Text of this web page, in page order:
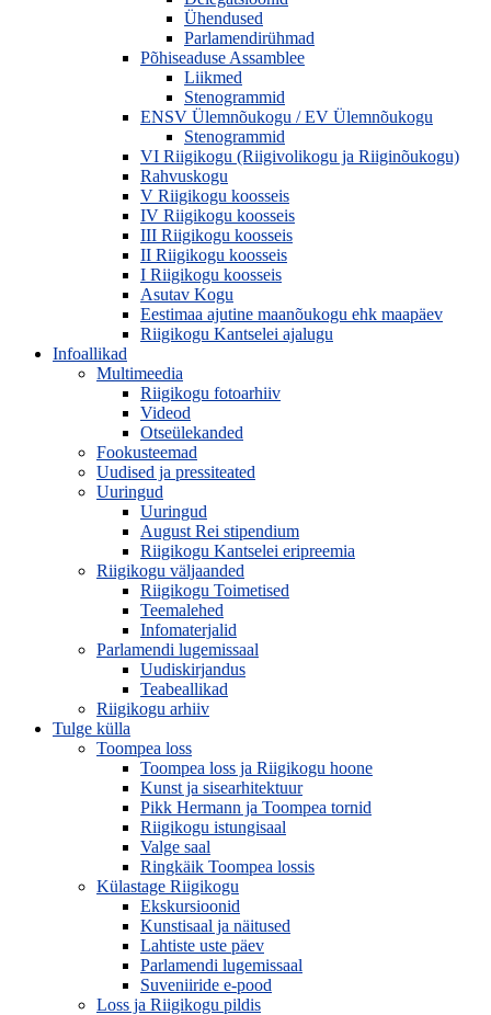
Ühendused
Parlamendirühmad
Põhiseaduse Assamblee
Liikmed
Stenogrammid
ENSV Ülemnõukogu / EV Ülemnõukogu
Stenogrammid
VI Riigikogu (Riigivolikogu ja Riiginõukogu)
Rahvuskogu
V Riigikogu koosseis
IV Riigikogu koosseis
III Riigikogu koosseis
II Riigikogu koosseis
I Riigikogu koosseis
Asutav Kogu
Eestimaa ajutine maanõukogu ehk maapäev
Riigikogu Kantselei ajalugu
Infoallikad
Multimeedia
Riigikogu fotoarhiiv
Videod
Otseülekanded
Fookusteemad
Uudised ja pressiteated
Uuringud
Uuringud
August Rei stipendium
Riigikogu Kantselei eripreemia
Riigikogu väljaanded
Riigikogu Toimetised
Teemalehed
Infomaterjalid
Parlamendi lugemissaal
Uudiskirjandus
Teabeallikad
Riigikogu arhiiv
Tulge külla
Toompea loss
Toompea loss ja Riigikogu hoone
Kunst ja sisearhitektuur
Pikk Hermann ja Toompea tornid
Riigikogu istungisaal
Valge saal
Ringkäik Toompea lossis
Külastage Riigikogu
Ekskursioonid
Kunstisaal ja näitused
Lahtiste uste päev
Parlamendi lugemissaal
Suveniiride e-pood
Loss ja Riigikogu pildis